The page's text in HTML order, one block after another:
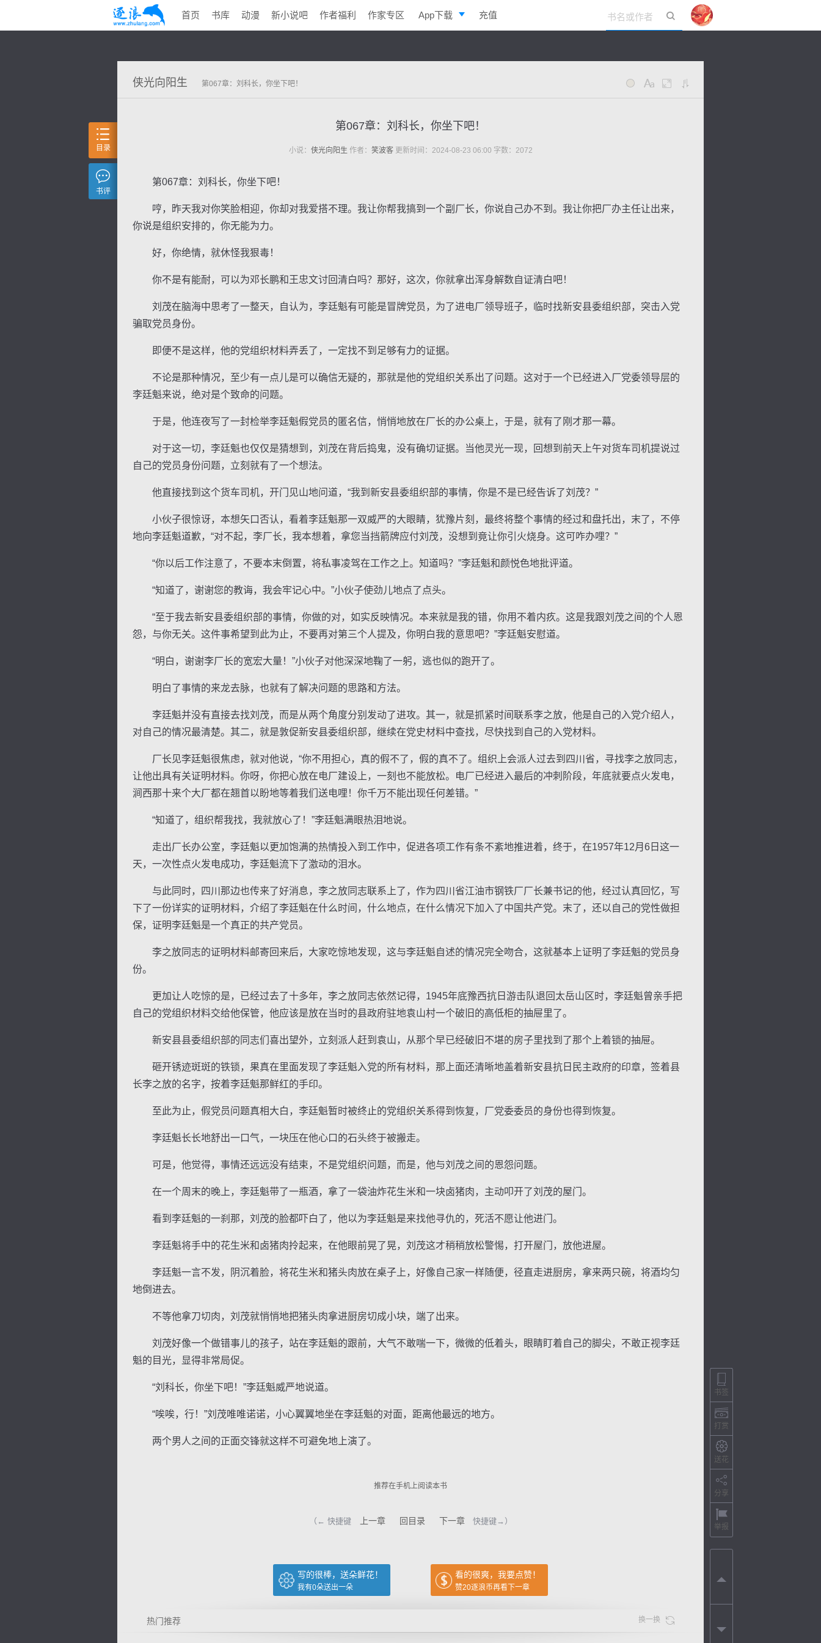
首页 书库 动漫 新小说吧 作者福利 作家专区 App下载 充值
侠光向阳生 第067章：刘科长，你坐下吧！
背 字 宽
第067章：刘科长，你坐下吧！
小说： 侠光向阳生 作者： 笑波客更新时间：2024-08-23 06:00 字数：2072
第067章：刘科长，你坐下吧！
哼，昨天我对你笑脸相迎，你却对我爱搭不理。我让你帮我搞到一个副厂长，你说自己办不到。我让你把厂办主任让出来，
你说是组织安排的，你无能为力。
好，你绝情，就休怪我狠毒！
你不是有能耐，可以为邓长鹏和王忠文讨回清白吗？那好，这次，你就拿出浑身解数自证清白吧！
刘茂在脑海中思考了一整天，自认为，李廷魁有可能是冒牌党员，为了进电厂领导班子，临时找新安县委组织部，突击入党
骗取党员身份。
即便不是这样，他的党组织材料弄丢了，一定找不到足够有力的证据。
不论是那种情况，至少有一点儿是可以确信无疑的，那就是他的党组织关系出了问题。这对于一个已经进入厂党委领导层的
李廷魁来说，绝对是个致命的问题。
于是，他连夜写了一封检举李廷魁假党员的匿名信，悄悄地放在厂长的办公桌上，于是，就有了刚才那一幕。
对于这一切，李廷魁也仅仅是猜想到，刘茂在背后捣鬼，没有确切证据。当他灵光一现，回想到前天上午对货车司机提说过
自己的党员身份问题，立刻就有了一个想法。
他直接找到这个货车司机，开门见山地问道，“我到新安县委组织部的事情，你是不是已经告诉了刘茂？”
小伙子很惊讶，本想矢口否认，看着李廷魁那一双威严的大眼睛，犹豫片刻，最终将整个事情的经过和盘托出，末了，不停
地向李廷魁道歉，“对不起，李厂长，我本想着，拿您当挡箭牌应付刘茂，没想到竟让你引火烧身。这可咋办哩？”
“你以后工作注意了，不要本末倒置，将私事凌驾在工作之上。知道吗？”李廷魁和颜悦色地批评道。
“知道了，谢谢您的教诲，我会牢记心中。”小伙子使劲儿地点了点头。
“至于我去新安县委组织部的事情，你做的对，如实反映情况。本来就是我的错，你用不着内疚。这是我跟刘茂之间的个人恩
怨，与你无关。这件事希望到此为止，不要再对第三个人提及，你明白我的意思吧？”李廷魁安慰道。
“明白，谢谢李厂长的宽宏大量！”小伙子对他深深地鞠了一躬，逃也似的跑开了。
明白了事情的来龙去脉，也就有了解决问题的思路和方法。
李廷魁并没有直接去找刘茂，而是从两个角度分别发动了进攻。其一，就是抓紧时间联系李之放，他是自己的入党介绍人，
对自己的情况最清楚。其二，就是敦促新安县委组织部，继续在党史材料中查找，尽快找到自己的入党材料。
厂长见李廷魁很焦虑，就对他说，“你不用担心，真的假不了，假的真不了。组织上会派人过去到四川省，寻找李之放同志，
让他出具有关证明材料。你呀，你把心放在电厂建设上，一刻也不能放松。电厂已经进入最后的冲刺阶段，年底就要点火发电，
涧西那十来个大厂都在翘首以盼地等着我们送电哩！你千万不能出现任何差错。”
“知道了，组织帮我找，我就放心了！”李廷魁满眼热泪地说。
走出厂长办公室，李廷魁以更加饱满的热情投入到工作中，促进各项工作有条不紊地推进着，终于，在1957年12月6日这一
天，一次性点火发电成功，李廷魁流下了激动的泪水。
与此同时，四川那边也传来了好消息，李之放同志联系上了，作为四川省江油市钢铁厂厂长兼书记的他，经过认真回忆，写
下了一份详实的证明材料，介绍了李廷魁在什么时间，什么地点，在什么情况下加入了中国共产党。末了，还以自己的党性做担
保，证明李廷魁是一个真正的共产党员。
李之放同志的证明材料邮寄回来后，大家吃惊地发现，这与李廷魁自述的情况完全吻合，这就基本上证明了李廷魁的党员身
份。
更加让人吃惊的是，已经过去了十多年，李之放同志依然记得，1945年底豫西抗日游击队退回太岳山区时，李廷魁曾亲手把
自己的党组织材料交给他保管，他应该是放在当时的县政府驻地袁山村一个破旧的高低柜的抽屉里了。
新安县县委组织部的同志们喜出望外，立刻派人赶到袁山，从那个早已经破旧不堪的房子里找到了那个上着锁的抽屉。
砸开锈迹斑斑的铁锁，果真在里面发现了李廷魁入党的所有材料，那上面还清晰地盖着新安县抗日民主政府的印章，签着县
长李之放的名字，按着李廷魁那鲜红的手印。
至此为止，假党员问题真相大白，李廷魁暂时被终止的党组织关系得到恢复，厂党委委员的身份也得到恢复。
李廷魁长长地舒出一口气，一块压在他心口的石头终于被搬走。
可是，他觉得，事情还远远没有结束，不是党组织问题，而是，他与刘茂之间的恩怨问题。
在一个周末的晚上，李廷魁带了一瓶酒，拿了一袋油炸花生米和一块卤猪肉，主动叩开了刘茂的屋门。
看到李廷魁的一刹那，刘茂的脸都吓白了，他以为李廷魁是来找他寻仇的，死活不愿让他进门。
李廷魁将手中的花生米和卤猪肉拎起来，在他眼前晃了晃，刘茂这才稍稍放松警惕，打开屋门，放他进屋。
李廷魁一言不发，阴沉着脸，将花生米和猪头肉放在桌子上，好像自己家一样随便，径直走进厨房，拿来两只碗，将酒均匀
地倒进去。
不等他拿刀切肉，刘茂就悄悄地把猪头肉拿进厨房切成小块，端了出来。
刘茂好像一个做错事儿的孩子，站在李廷魁的跟前，大气不敢喘一下，微微的低着头，眼睛盯着自己的脚尖，不敢正视李廷
魁的目光，显得非常局促。
“刘科长，你坐下吧！”李廷魁威严地说道。
“唉唉，行！”刘茂唯唯诺诺，小心翼翼地坐在李廷魁的对面，距离他最远的地方。
两个男人之间的正面交锋就这样不可避免地上演了。
推荐在手机上阅读本书
（← 快捷键 上一章 回目录 下一章 快捷键→）
写的很棒，送朵鲜花！
我有0朵送出一朵
看的很爽，我要点赞！
赞20逐浪币再看下一章
热门推荐 换一换
目录
书评
书签
打赏
送花
分享
举报